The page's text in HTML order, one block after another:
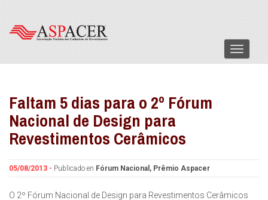
Menu
Faltam 5 dias para o 2º Fórum
Nacional de Design para
Revestimentos Cerâmicos
05/08/2013 - Publicado en Fórum Nacional , Prêmio Aspacer
O 2º Fórum Nacional de Design para Revestimentos Cerâmicos